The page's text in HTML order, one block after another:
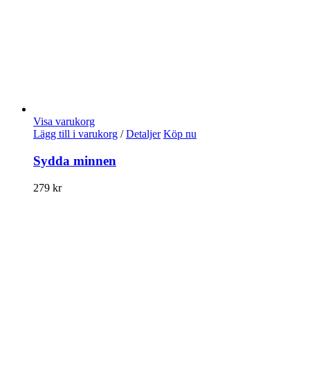
Visa varukorg
Lägg till i varukorg / Detaljer Köp nu
Sydda minnen
279 kr